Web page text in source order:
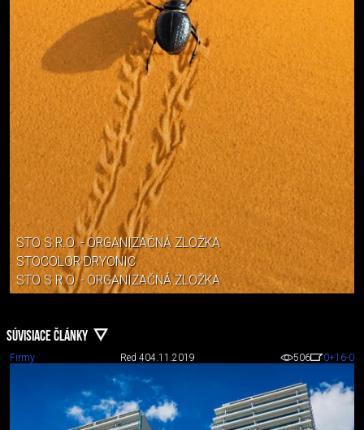
STO S.R.O. - ORGANIZAČNÁ ZLOŽKA
STOCOLOR DRYONIC
STO S.R.O. - ORGANIZAČNÁ ZLOŽKA
SÚVISIACE ČLÁNKY
Firmy Red 404.11.2019 506 0+16-0